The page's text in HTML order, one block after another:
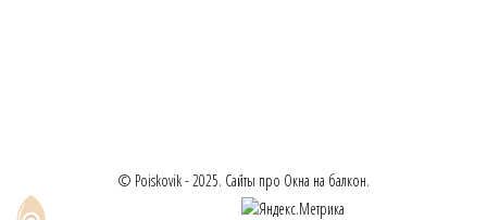
© Poiskovik - 2025. Сайты про Окна на балкон.